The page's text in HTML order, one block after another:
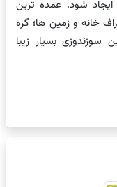
شود. عمده ترین
خانه و زمین ها؛ گره
بسیار زیبا